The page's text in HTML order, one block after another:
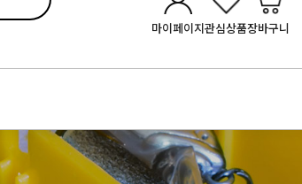
다 낚시 바늘
마이페이지관심상품장바구니